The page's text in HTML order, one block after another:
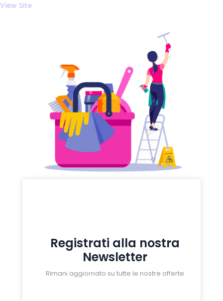
View Site
Registrati alla nostra
Newsletter
Rimani aggiornato su tutte le nostre offerte